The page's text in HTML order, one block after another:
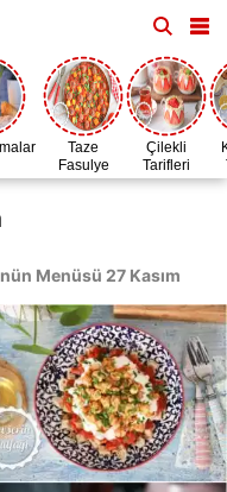
Taze
Fasulye
Zamanı
Çilekli
Tarifleri
Menüsü 27 Kasım